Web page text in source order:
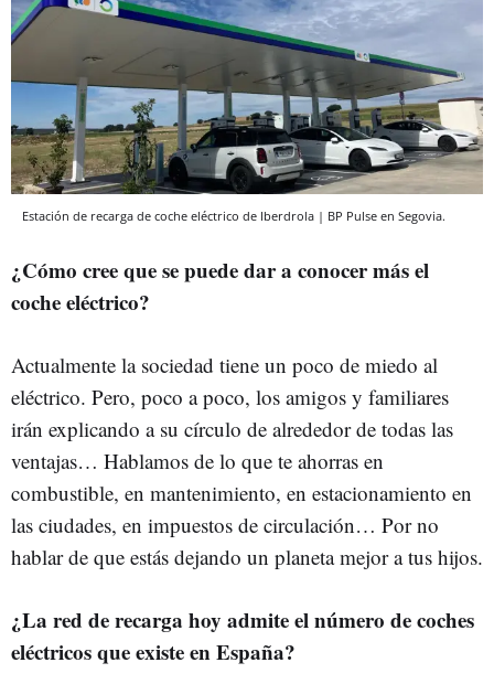
Estación de recarga de coche eléctrico de Iberdrola | BP Pulse en Segovia.
¿Cómo cree que se puede dar a conocer más el
coche eléctrico?
Actualmente la sociedad tiene un poco de miedo al
eléctrico. Pero, poco a poco, los amigos y familiares
irán explicando a su círculo de alrededor de todas las
ventajas… Hablamos de lo que te ahorras en
combustible, en mantenimiento, en estacionamiento en
las ciudades, en impuestos de circulación… Por no
hablar de que estás dejando un planeta mejor a tus hijos.
¿La red de recarga hoy admite el número de coches
eléctricos que existe en España?